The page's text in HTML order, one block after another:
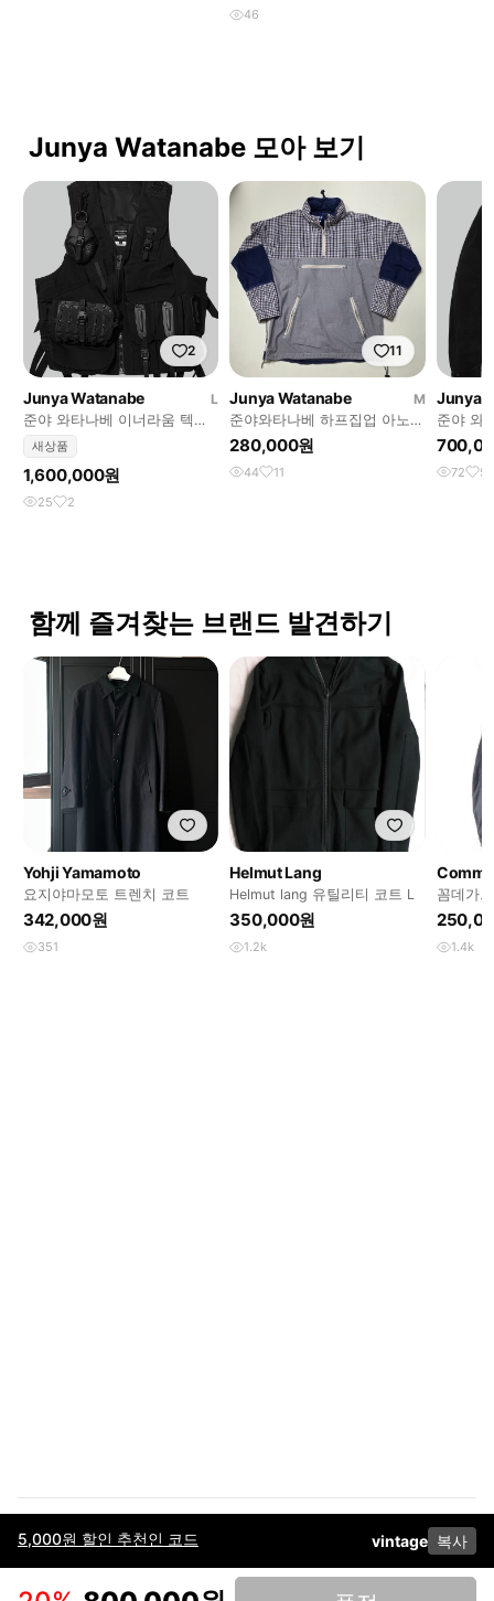
5,000원 할인 추천인 코드 vintage 복사
46
Junya Watanabe 모아 보기
2
Junya Watanabe
L
준야 와타나베 이너라움 텍티
컬 베스트 (택째 새상품)
새상품
1,600,000원
25 2
11
Junya Watanabe
M
준야와타나베 하프집업 아노락
자켓 M
280,000원
44 11
Junya
준야 와
이드 트
72 5
함께 즐겨찾는 브랜드 발견하기
Yohji Yamamoto
요지야마모토 트렌치 코트
342,000원
351
Helmut Lang
Helmut lang 유틸리티 코트 L
350,000원
1.2k
꼼데가
코트
1.4k
이용약관고객센터판매개인정보 처리방침사업자 정보다운로드
인스타그램